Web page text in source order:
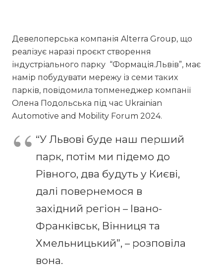
Девелоперська компанія Alterra Group, що
реалізує наразі проєкт створення
індустріального парку “Формація.Львів”, має
намір побудувати мережу із семи таких
парків, повідомила топменеджер компанії
Олена Подольська під час Ukrainian
Automotive and Mobility Forum 2024.
“У Львові буде наш перший
парк, потім ми підемо до
Рівного, два будуть у Києві,
далі повернемося в
західний регіон – Івано-
Франківськ, Вінниця та
Хмельницький”, – розповіла
вона.